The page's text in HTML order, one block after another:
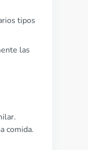
tipos
las
comida.